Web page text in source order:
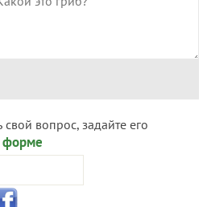
свой вопрос, задайте его
форме